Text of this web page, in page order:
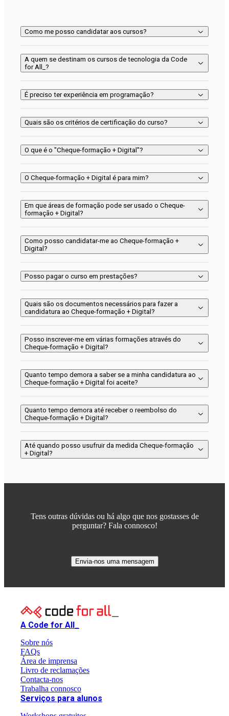
Como me posso candidatar aos cursos?
A quem se destinam os cursos de tecnologia da Code
for All_?
É preciso ter experiência em programação?
Quais são os critérios de certificação do curso?
O que é o "Cheque-formação + Digital"?
O Cheque-formação + Digital é para mim?
Em que áreas de formação pode ser usado o Cheque-
formação + Digital?
Como posso candidatar-me ao Cheque-formação +
Digital?
Posso pagar o curso em prestações?
Quais são os documentos necessários para fazer a
candidatura ao Cheque-formação + Digital?
Posso inscrever-me em várias formações através do
Cheque-formação + Digital?
Quanto tempo demora a saber se a minha candidatura ao
Cheque-formação + Digital foi aceite?
Quanto tempo demora até receber o reembolso do
Cheque-formação + Digital?
Até quando posso usufruir da medida Cheque-formação
+ Digital?
Tens outras dúvidas ou há algo que nos gostasses de
perguntar? Fala connosco!
Envia-nos uma mensagem
A Code for All_
Sobre nós
FAQs
Área de imprensa
Livro de reclamações
Contacta-nos
Trabalha connosco
Serviços para alunos